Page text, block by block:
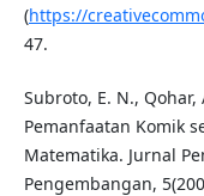
(https://
47.
Subroto, E. N., Qohar,
Pemanfaatan Komik
Matematika. Jurnal
Pengembangan,